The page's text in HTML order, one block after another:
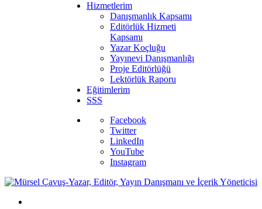
Hizmetlerim
Danışmanlık Kapsamı
Editörlük Hizmeti
Kapsamı
Yazar Koçluğu
Yayınevi Danışmanlığı
Proje Editörlüğü
Lektörlük Raporu
Eğitimlerim
SSS
Facebook
Twitter
LinkedIn
YouTube
Instagram